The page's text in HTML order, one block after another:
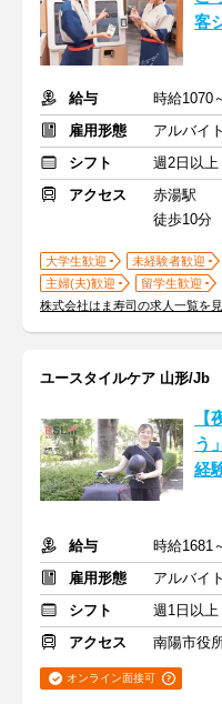
客
給与
雇用形態
アルバイ
シフト
週2日以
アクセス
赤湯駅
徒歩10分
大学生歓迎 未経験者歓迎
主婦(夫)歓迎
留学生歓迎
株式会社はま寿司の求人一覧を
ユースタイルケア 山形/Jb
う
経
給与
雇用形態
アルバイ
シフト
週1日以
アクセス
南陽市役
オンライン面接可